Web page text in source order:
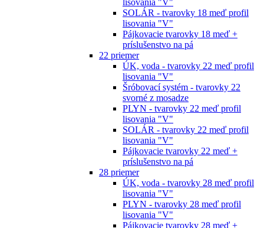
lisovania "V"
SOLÁR - tvarovky 18 meď profil
lisovania "V"
Pájkovacie tvarovky 18 meď +
príslušenstvo na pá
22 priemer
ÚK, voda - tvarovky 22 meď profil
lisovania "V"
Šróbovací systém - tvarovky 22
svorné z mosadze
PLYN - tvarovky 22 meď profil
lisovania "V"
SOLÁR - tvarovky 22 meď profil
lisovania "V"
Pájkovacie tvarovky 22 meď +
príslušenstvo na pá
28 priemer
ÚK, voda - tvarovky 28 meď profil
lisovania "V"
PLYN - tvarovky 28 meď profil
lisovania "V"
Pájkovacie tvarovky 28 meď +